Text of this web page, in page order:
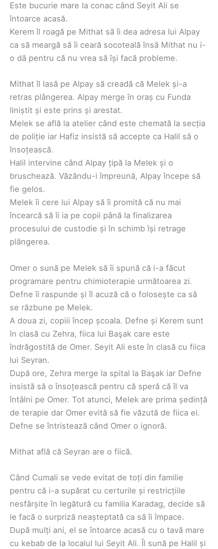
Este bucurie mare la conac când Seyit Ali se
întoarce acasă.
Kerem îl roagă pe Mithat să îi dea adresa lui Alpay
ca să meargă să îi ceară socoteală însă Mithat nu i-
o dă pentru că nu vrea să își facă probleme.
Mithat îl lasă pe Alpay să creadă că Melek și-a
retras plângerea. Alpay merge în oraș cu Funda
liniștit și este prins și arestat.
Melek se află la atelier când este chemată la secția
de poliție iar Hafiz insistă să accepte ca Halil să o
însoțească.
Halil intervine când Alpay țipă la Melek și o
bruschează. Văzându-i împreună, Alpay începe să
fie gelos.
Melek îi cere lui Alpay să îi promită că nu mai
încearcă să îi ia pe copii până la finalizarea
procesului de custodie și în schimb își retrage
plângerea.
Omer o sună pe Melek să îi spună că i-a făcut
programare pentru chimioterapie următoarea zi.
Defne îi raspunde și îl acuză că o folosește ca să
se răzbune pe Melek.
A doua zi, copiii încep școala. Defne și Kerem sunt
în clasă cu Zehra, fiica lui Başak care este
îndrăgostită de Omer. Seyit Ali este în clasă cu fiica
lui Seyran.
După ore, Zehra merge la spital la Başak iar Defne
insistă să o însoțească pentru că speră că îl va
întâlni pe Omer. Tot atunci, Melek are prima ședință
de terapie dar Omer evită să fie văzută de fiica ei.
Defne se întristează când Omer o ignoră.
Mithat află că Seyran are o fiică.
Când Cumali se vede evitat de toți din familie
pentru că i-a supărat cu certurile și restricțiile
nesfârșite în legătură cu familia Karadag, decide să
le facă o surpriză neașteptată ca să îi împace.
După mulți ani, el se întoarce acasă cu o tavă mare
cu kebab de la localul lui Seyit Ali. Îl sună pe Halil și